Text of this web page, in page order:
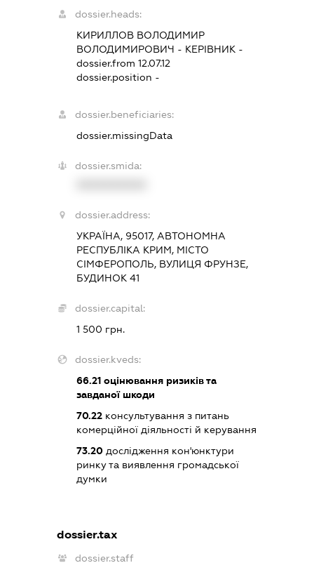
dossier.heads:
КИРИЛЛОВ ВОЛОДИМИР
ВОЛОДИМИРОВИЧ - КЕРІВНИК -
dossier.from 12.07.12
dossier.position -
dossier.beneficiaries:
dossier.missingData
dossier.smida:
dossier.address:
УКРАЇНА, 95017, АВТОНОМНА
РЕСПУБЛІКА КРИМ, МІСТО
СІМФЕРОПОЛЬ, ВУЛИЦЯ ФРУНЗЕ,
БУДИНОК 41
dossier.capital:
1 500 грн.
dossier.kveds:
66.21оцінювання ризиків та
завданої шкоди
70.22консультування з питань
комерційної діяльності й керування
73.20дослідження кон'юнктури
ринку та виявлення громадської
думки
dossier.tax
dossier.staff